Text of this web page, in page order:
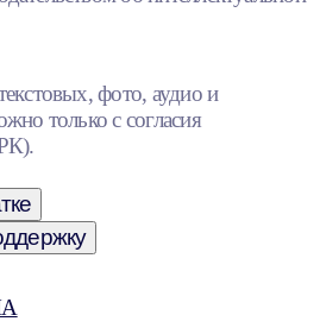
фото, аудио и
только с согласия